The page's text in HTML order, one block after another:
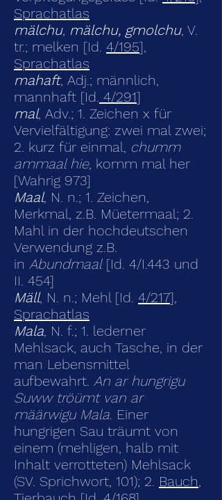
Sprachatlas
mälchu, mälchu, gmolchu, V.
tr.; melken [Id. 4/195],
Sprachatlas
mahaft, Adj.; männlich,
mannhaft [Id. 4/291]
mal, Adv.; 1. Zeichen x für
Vervielfältigung: zwei mal zwei;
2. kurz für einmal, chumm
ammaal hie, komm mal her
[Wahrig 973]
Maal, N. n.; 1. Zeichen,
Merkmal, z.B. Müetermaal; 2.
Mahl in der hochdeutschen
Verwendung z.B.
in Abundmaal [Id. 4/I.443 und
II. 454]
Mäll, N. n.; Mehl [Id. 4/217],
Sprachatlas
Mala, N. f.; 1. lederner
Mehlsack, auch Tasche, in der
man Lebensmittel
aufbewahrt. An ar hungrigu
Suww tröümt van ar
määrwigu Mala. Einer
hungrigen Sau träumt von
einem (mehligen, halb mit
Inhalt verrotteten) Mehlsack
(SV. Sprichwort, 101); 2. Bauch,